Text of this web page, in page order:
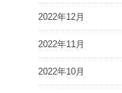
2022年12月
2022年11月
2022年10月